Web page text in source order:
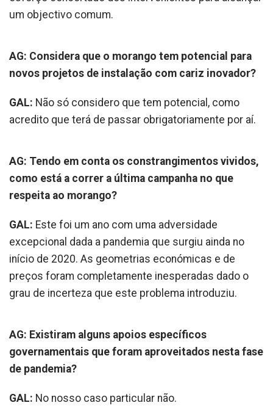
um objectivo comum.
AG: Considera que o morango tem potencial para
novos projetos de instalação com cariz inovador?
GAL: Não só considero que tem potencial, como
acredito que terá de passar obrigatoriamente por aí.
AG: Tendo em conta os constrangimentos vividos,
como está a correr a última campanha no que
respeita ao morango?
GAL: Este foi um ano com uma adversidade
excepcional dada a pandemia que surgiu ainda no
início de 2020. As geometrias económicas e de
preços foram completamente inesperadas dado o
grau de incerteza que este problema introduziu.
AG: Existiram alguns apoios específicos
governamentais que foram aproveitados nesta fase
de pandemia?
GAL: No nosso caso particular não.